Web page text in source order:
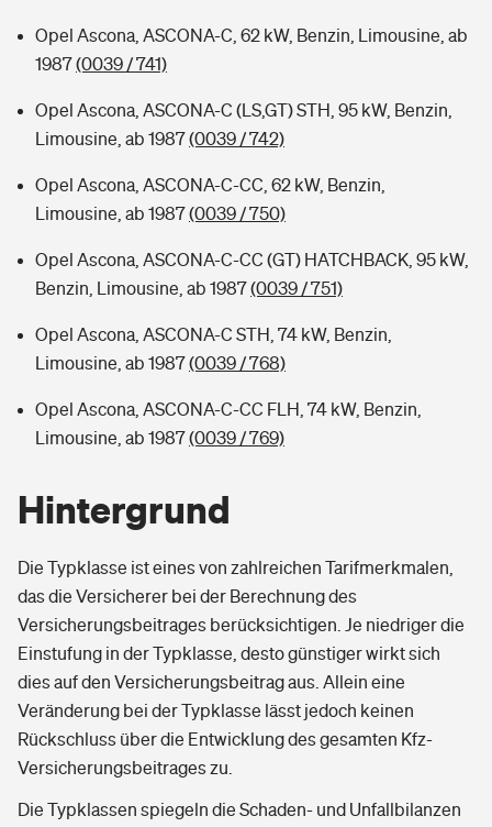
Opel Ascona, ASCONA-C, 62 kW, Benzin, Limousine, ab
1987(0039 / 741)
Opel Ascona, ASCONA-C (LS,GT) STH, 95 kW, Benzin,
Limousine, ab 1987(0039 / 742)
Opel Ascona, ASCONA-C-CC, 62 kW, Benzin,
Limousine, ab 1987(0039 / 750)
Opel Ascona, ASCONA-C-CC (GT) HATCHBACK, 95 kW,
Benzin, Limousine, ab 1987(0039 / 751)
Opel Ascona, ASCONA-C STH, 74 kW, Benzin,
Limousine, ab 1987(0039 / 768)
Opel Ascona, ASCONA-C-CC FLH, 74 kW, Benzin,
Limousine, ab 1987(0039 / 769)
Hintergrund
Die Typklasse ist eines von zahlreichen Tarifmerkmalen,
das die Versicherer bei der Berechnung des
Versicherungsbeitrages berücksichtigen. Je niedriger die
Einstufung in der Typklasse, desto günstiger wirkt sich
dies auf den Versicherungsbeitrag aus. Allein eine
Veränderung bei der Typklasse lässt jedoch keinen
Rückschluss über die Entwicklung des gesamten Kfz-
Versicherungsbeitrages zu.
Die Typklassen spiegeln die Schaden- und Unfallbilanzen